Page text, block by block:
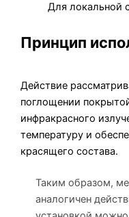
Для локальной
Принцип
Действие
поглощении
инфракрасного
температуру и
красящего состава.
Таким образом,
аналогичен